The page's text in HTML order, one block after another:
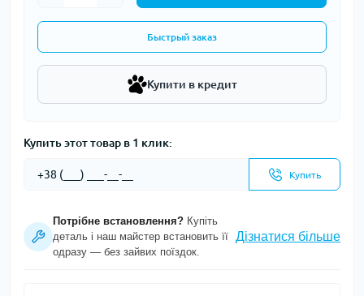
Быстрый заказ
Купити в кредит
Купить этот товар в 1 клик:
Купить
Потрібне встановлення? Купіть
деталь і наш майстер встановить її
одразу — без зайвих поїздок.
Дізнатися більше